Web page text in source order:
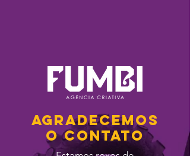
AGRADECEMOS
O CONTATO